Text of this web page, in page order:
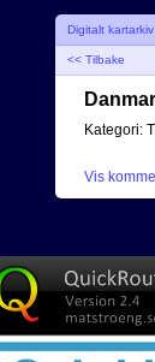
Digitalt
<< Tilbake
Kategori:
Vis